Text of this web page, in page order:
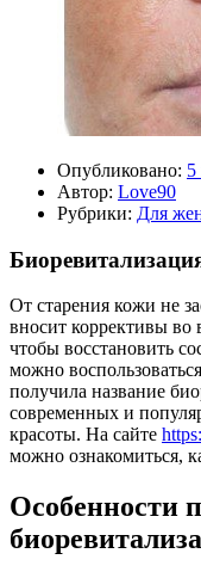
Опубликовано: 5
Автор: Love90
Рубрики: Для
От старения кожи не
вносит коррективы во
чтобы восстановить
можно
получила название
современных и
красоты. На сайте
можно ознакомиться,
Особенности